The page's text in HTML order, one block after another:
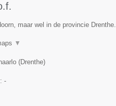
maar wel in de provincie Drenthe.
▼
(Drenthe)
-